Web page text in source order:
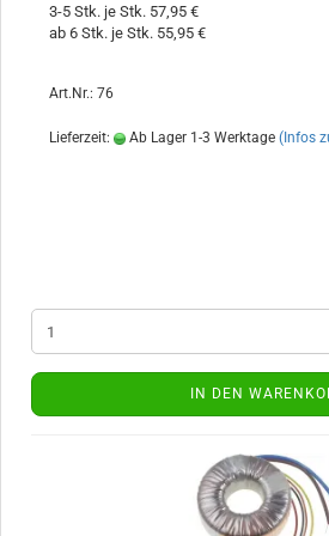
3-5 Stk. je Stk. 57,95 €
ab 6 Stk. je Stk. 55,95 €
Art.Nr.: 76
Lieferzeit: Ab Lager 1-3 Werktage (Infos
IN DEN